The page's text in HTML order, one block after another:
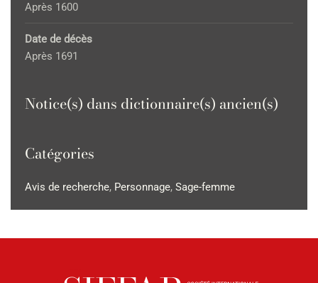
Après 1600
Date de décès
Après 1691
Notice(s) dans dictionnaire(s) ancien(s)
Catégories
Avis de recherche, Personnage, Sage-femme